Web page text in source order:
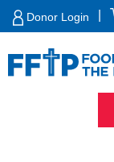
Skip
Donor Login